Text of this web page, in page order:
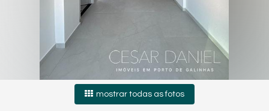
mostrar todas as fotos